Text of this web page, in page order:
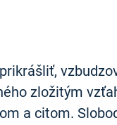
zložitým
a citom.